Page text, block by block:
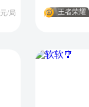
元/局 王者荣耀